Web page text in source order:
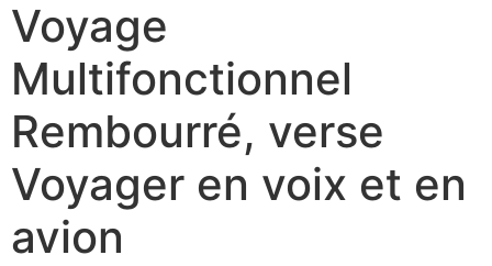
Voyage
Multifonctionnel
Rembourré, verse
Voyager en voix et en
avion